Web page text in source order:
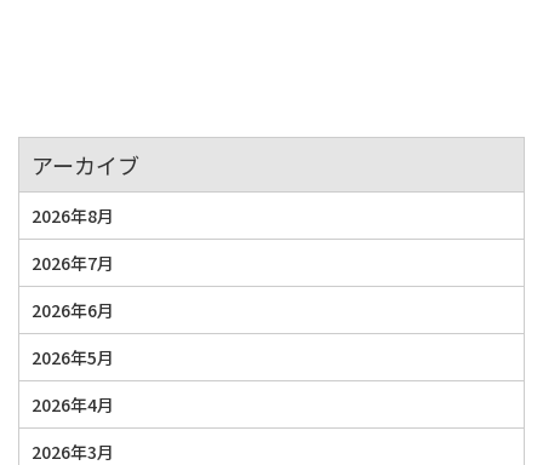
アーカイブ
2026年8月
2026年7月
2026年6月
2026年5月
2026年4月
2026年3月